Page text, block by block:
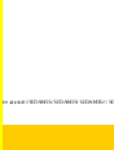
SIDAMIS/ SIDAMIS/// SOCIETE